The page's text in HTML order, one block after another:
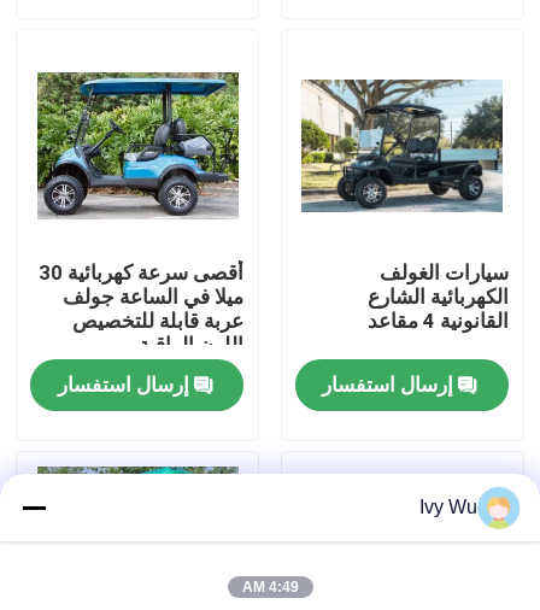
جولة في المعمل
مراقبة الجودة
اتصل بنا
أخبار
أغطية عجلات عربة الجولف
لوحة القيادة عربة الجولف
سيارات الغولف
الكهربائية الشارع
القانونية 4 مقاعد
إرسال استفسار
أقصى سرعة كهربائية 30
ميلا في الساعة جولف
عربة قابلة للتخصيص
اللون الراقية
إرسال استفسار
Ivy Wu
4:49 AM